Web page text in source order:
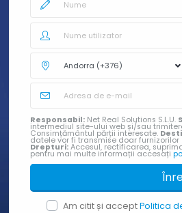
Responsabil: Net Real Solutions S.L.U.
intermediul site-ului web și/sau
Consimțământul părții interesate.
datele vor fi transmise doar
Drepturi: Accesul, rectificarea,
pentru mai multe informații accesați
Am citit și acceptPolitica